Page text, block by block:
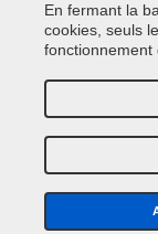
En fermant la
cookies, seuls
fonctionnement